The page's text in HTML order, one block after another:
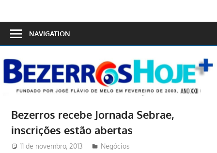
content
Bezerros
Hoje
NAVIGATION
Bezerros recebe Jornada Sebrae,
11 de novembro, 2013 Redator
Negócios